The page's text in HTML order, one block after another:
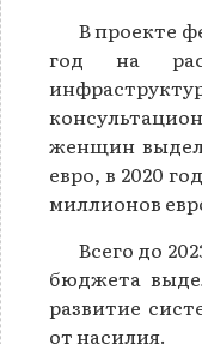
В проекте
год на
женщин
евро, в 2020
миллионов
Всего до
бюджета
развитие
от насилия.